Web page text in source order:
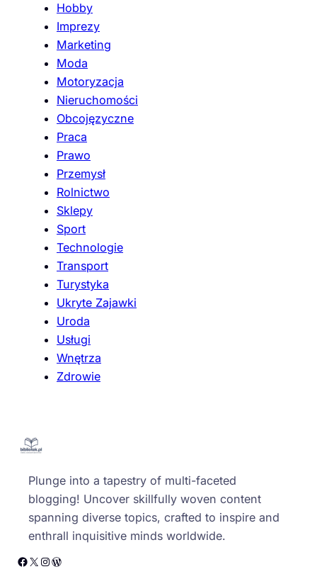
Hobby
Imprezy
Marketing
Moda
Motoryzacja
Nieruchomości
Obcojęzyczne
Praca
Prawo
Przemysł
Rolnictwo
Sklepy
Sport
Technologie
Transport
Turystyka
Ukryte Zajawki
Uroda
Usługi
Wnętrza
Zdrowie
Plunge into a tapestry of multi-faceted
blogging! Uncover skillfully woven content
spanning diverse topics, crafted to inspire and
enthrall inquisitive minds worldwide.
Facebook X Instagram WordPress